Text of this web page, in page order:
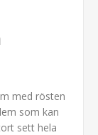
med rösten
som kan
sett hela